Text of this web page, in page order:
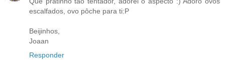
escalfados, ovo pôche para ti:P
Beijinhos,
Joaan
Responder